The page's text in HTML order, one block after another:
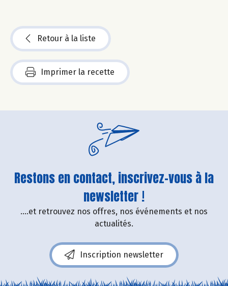
Retour à la liste
Imprimer la recette
Restons en contact, inscrivez-vous à la
newsletter !
....et retrouvez nos offres, nos événements et nos
actualités.
Inscription newsletter